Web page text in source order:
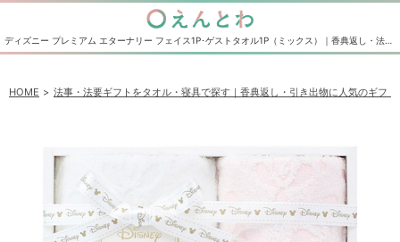
HOME 法事・法要ギフトをタオル・寝具で探す｜香典返し・引き出物に人気のギフト